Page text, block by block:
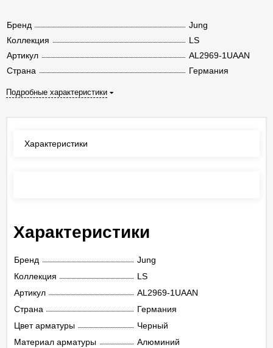
Бренд
Jung
Коллекция
LS
Артикул
AL2969-1UAAN
Страна
Германия
Подробные характеристики
Характеристики
Характеристики
Бренд
Jung
Коллекция
LS
Артикул
AL2969-1UAAN
Страна
Германия
Цвет арматуры
Черный
Материал арматуры
Алюминий